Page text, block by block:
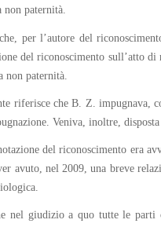
non paternità.
per l’autore del
del riconoscimento sull’atto
non paternità.
riferisce che B. Z. impugnava,
Veniva, inoltre,
del riconoscimento era
avuto, nel 2009, una breve
nel giudizio a quo tutte le parti